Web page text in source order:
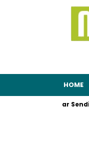
HOME
Bayar Sendiri